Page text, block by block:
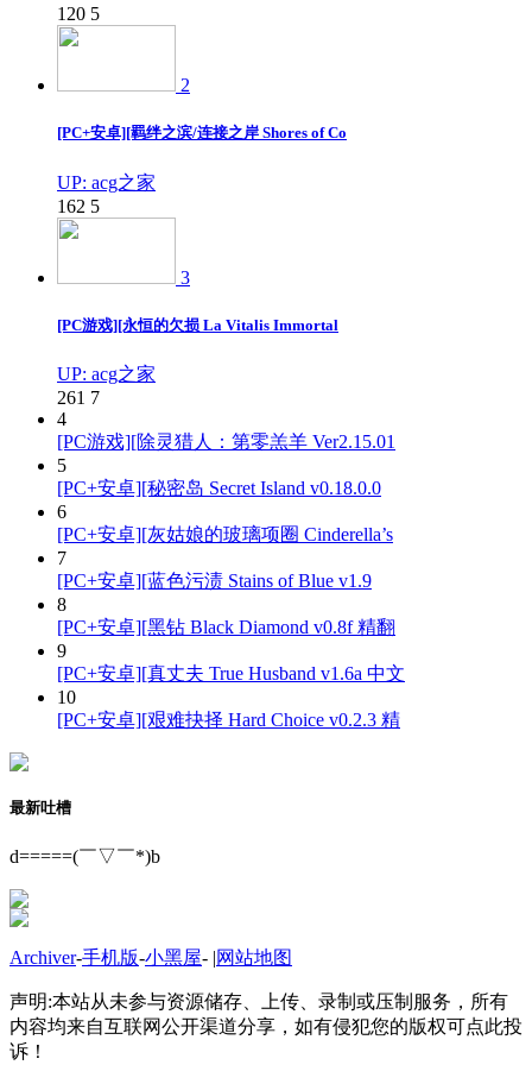
120 5
2
[PC+安卓][羁绊之滨/连接之岸 Shores of Co
UP: acg之家
162 5
3
[PC游戏][永恒的欠损 La Vitalis Immortal
UP: acg之家
261 7
4
[PC游戏][除灵猎人：第零羔羊 Ver2.15.01
5
[PC+安卓][秘密岛 Secret Island v0.18.0.0
6
[PC+安卓][灰姑娘的玻璃项圈 Cinderella’s
7
[PC+安卓][蓝色污渍 Stains of Blue v1.9
8
[PC+安卓][黑钻 Black Diamond v0.8f 精翻
9
[PC+安卓][真丈夫 True Husband v1.6a 中文
10
[PC+安卓][艰难抉择 Hard Choice v0.2.3 精
最新吐槽
d=====(￣▽￣*)b
Archiver-手机版-小黑屋- |网站地图
声明:本站从未参与资源储存、上传、录制或压制服务，所有
内容均来自互联网公开渠道分享，如有侵犯您的版权可点此投
诉！